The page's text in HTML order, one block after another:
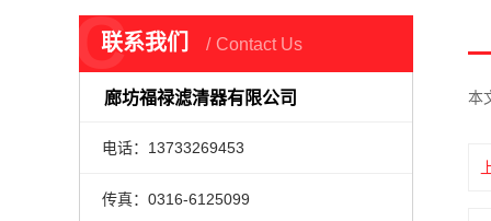
联系我们 Contact Us
C
廊坊福禄滤清器有限公司
电话：13733269453
传真：0316-6125099
本